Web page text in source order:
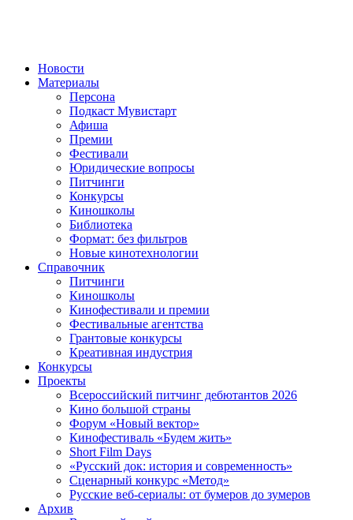
Новости
Материалы
Персона
Подкаст Мувистарт
Афиша
Премии
Фестивали
Юридические вопросы
Питчинги
Конкурсы
Киношколы
Библиотека
Формат: без фильтров
Новые кинотехнологии
Справочник
Питчинги
Киношколы
Кинофестивали и премии
Фестивальные агентства
Грантовые конкурсы
Креативная индустрия
Конкурсы
Проекты
Всероссийский питчинг дебютантов 2026
Кино большой страны
Форум «Новый вектор»
Кинофестиваль «Будем жить»
Short Film Days
«Русский док: история и современность»
Сценарный конкурс «Метод»
Русские веб-сериалы: от бумеров до зумеров
Архив